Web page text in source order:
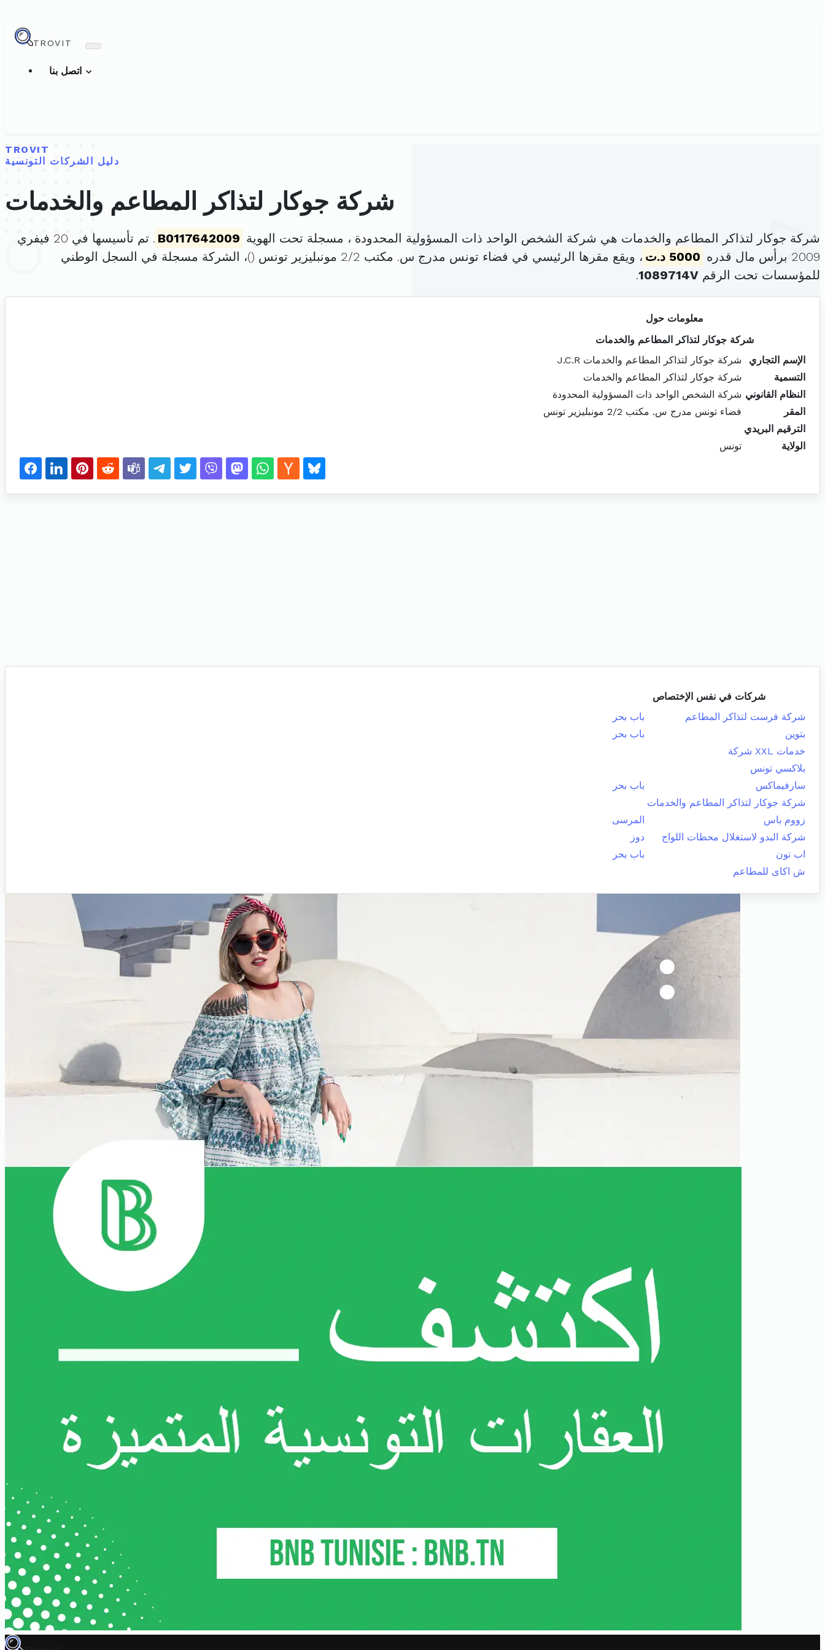
TROVIT
TROVIT
دليل الشركات التونسية
شركة جوكار لتذاكر المطاعم والخدمات
شركة جوكار لتذاكر المطاعم والخدمات هي شركة الشخص الواحد ذات المسؤولية المحدودة ، مسجلة تحت الهوية B0117642009
. تم تأسيسها في 20 فيفري
2009 برأس مال قدره
5000 د.ت ، ويقع مقرها الرئيسي في فضاء تونس مدرج س. مكتب 2/2 مونبليزير تونس (
)، الشركة مسجلة في السجل الوطني
للمؤسسات تحت الرقم 1089714V
.
معلومات حول
شركة جوكار لتذاكر المطاعم والخدمات
الإسم التجاري
شركة جوكار لتذاكر المطاعم والخدمات J.C.R
التسمية
شركة جوكار لتذاكر المطاعم والخدمات
النظام القانوني شركة الشخص الواحد ذات المسؤولية المحدودة
المقر
فضاء تونس مدرج س. مكتب 2/2 مونبليزير تونس
الترقيم البريدي
الولاية
تونس
شركات في نفس الإختصاص
شركة فرست لتذاكر المطاعم
باب بحر
بتوين
باب بحر
خدمات XXL شركة
بلاكسي تونس
سارفيماكس
باب بحر
شركة جوكار لتذاكر المطاعم والخدمات
زووم باس
المرسى
شركة البدو لاستغلال محطات اللواج
دوز
اب تون
باب بحر
ش اكاى للمطاعم